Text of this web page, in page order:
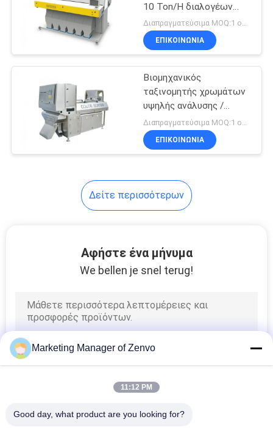
Ταξινόμηση CCD
χρώματος
οπτική μηχάνημα
ρύζι χρώμα
ταξινόμησης
10 Ton/H διαλογέων
χρώματος ικανότητα
υδατοπτώσεων για την
ορυκτή άμμο
Διαπραγματεύσιμα MOQ:1 ομάδα
ΕΠΙΚΟΙΝΩΝΊΑ
Βιομηχανικός
ταξινομητής χρωμάτων
υψηλής ανάλυσης /
Τύπος ζωνών διαλογής
χρωμάτων για πολλούς
κόκκους
Διαπραγματεύσιμα MOQ:1 ομάδα
ΕΠΙΚΟΙΝΩΝΊΑ
Δείτε περισσότερων
Αφήστε ένα μήνυμα
We bellen je snel terug!
Marketing Manager of Zenvo
11:12 PM
Good day, what product are you looking for?